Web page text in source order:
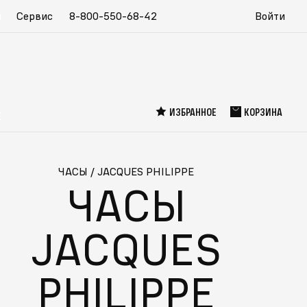
Сервис 8-800-550-68-42 Войти
ИЗБРАННОЕ КОРЗИНА
ЧАСЫ / JACQUES PHILIPPE
ЧАСЫ
JACQUES
PHILIPPE